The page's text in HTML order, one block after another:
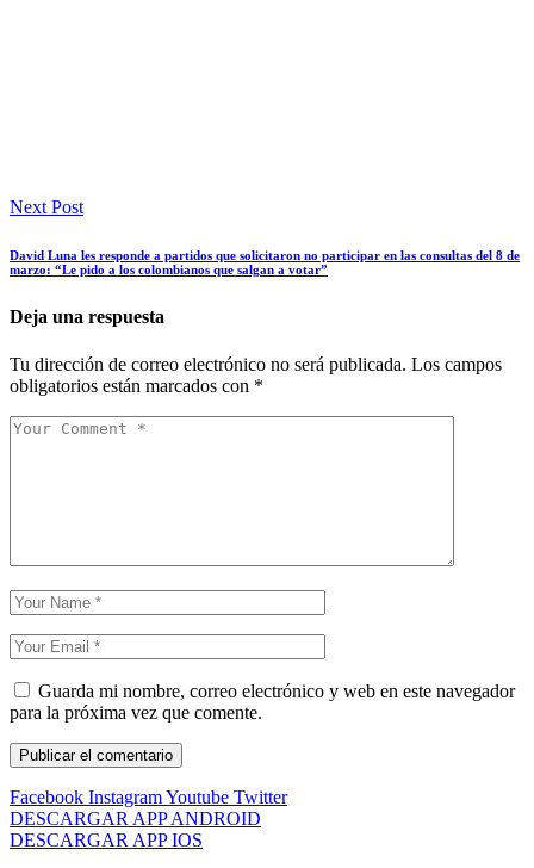
Next Post
David Luna les responde a partidos que solicitaron no participar en las consultas del 8 de
marzo: “Le pido a los colombianos que salgan a votar”
Deja una respuesta
Tu dirección de correo electrónico no será publicada. Los campos
obligatorios están marcados con *
Guarda mi nombre, correo electrónico y web en este navegador
para la próxima vez que comente.
Facebook InstagramYoutube Twitter
DESCARGAR APP ANDROID
DESCARGAR APP IOS